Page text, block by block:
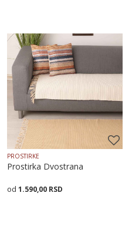
Veličina
70X120 70X160 70X200
Dodaj u korpu
PROSTIRKE
Prostirka Dvostrana
1.590,00 RSD